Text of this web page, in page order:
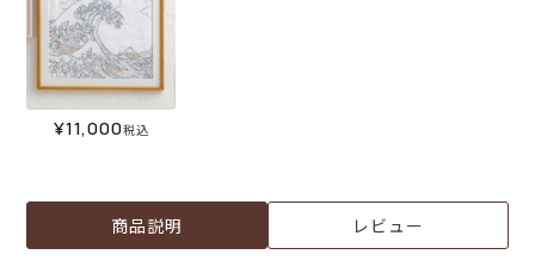
¥11,000税込
商品説明 レビュー